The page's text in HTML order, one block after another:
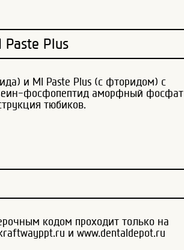
Plus
и MI Paste Plus (с фторидом) с
фосфопептид аморфный фосфат
тюбиков.
кодом проходит только на
и www.dentaldepot.ru